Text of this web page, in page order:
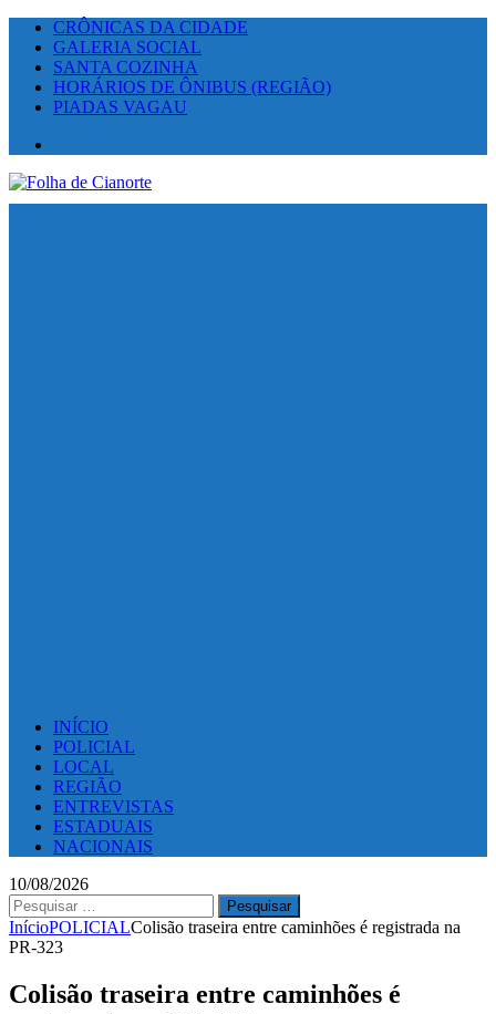
CRÔNICAS DA CIDADE
GALERIA SOCIAL
SANTA COZINHA
HORÁRIOS DE ÔNIBUS (REGIÃO)
PIADAS VAGAU
INÍCIO
POLICIAL
LOCAL
REGIÃO
ENTREVISTAS
ESTADUAIS
NACIONAIS
10/08/2026
Pesquisar
por:
InícioPOLICIALColisão traseira entre caminhões é registrada na
PR-323
Colisão traseira entre caminhões é